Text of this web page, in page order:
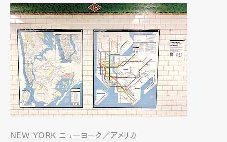
NEW YORK ニューヨーク／アメリカ